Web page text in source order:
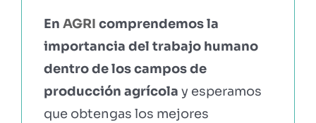
En AGRI comprendemos la
importancia del trabajo humano
dentro de los campos de
producción agrícola y esperamos
que obtengas los mejores